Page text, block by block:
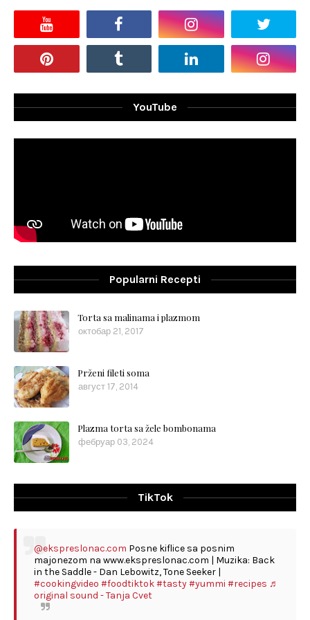
YouTube
Popularni Recepti
Torta sa malinama i plazmom
октобар 21, 2017
Prženi fileti soma
август 17, 2014
Plazma torta sa žele bombonama
фебруар 03, 2024
TikTok
@ekspreslonac.com Posne kiflice sa posnim
majonezom na www.ekspreslonac.com | Muzika: Back
in the Saddle - Dan Lebowitz, Tone Seeker |
#cookingvideo #foodtiktok#tasty#yummi #recipes ♬
original sound - Tanja Cvet